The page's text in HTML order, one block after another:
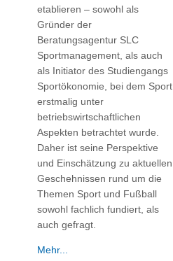
etablieren – sowohl als
Gründer der
Beratungsagentur SLC
Sportmanagement, als auch
als Initiator des Studiengangs
Sportökonomie, bei dem Sport
erstmalig unter
betriebswirtschaftlichen
Aspekten betrachtet wurde.
Daher ist seine Perspektive
und Einschätzung zu aktuellen
Geschehnissen rund um die
Themen Sport und Fußball
sowohl fachlich fundiert, als
auch gefragt.
Mehr...